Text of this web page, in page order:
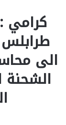
كرامي
الى
الشحنة